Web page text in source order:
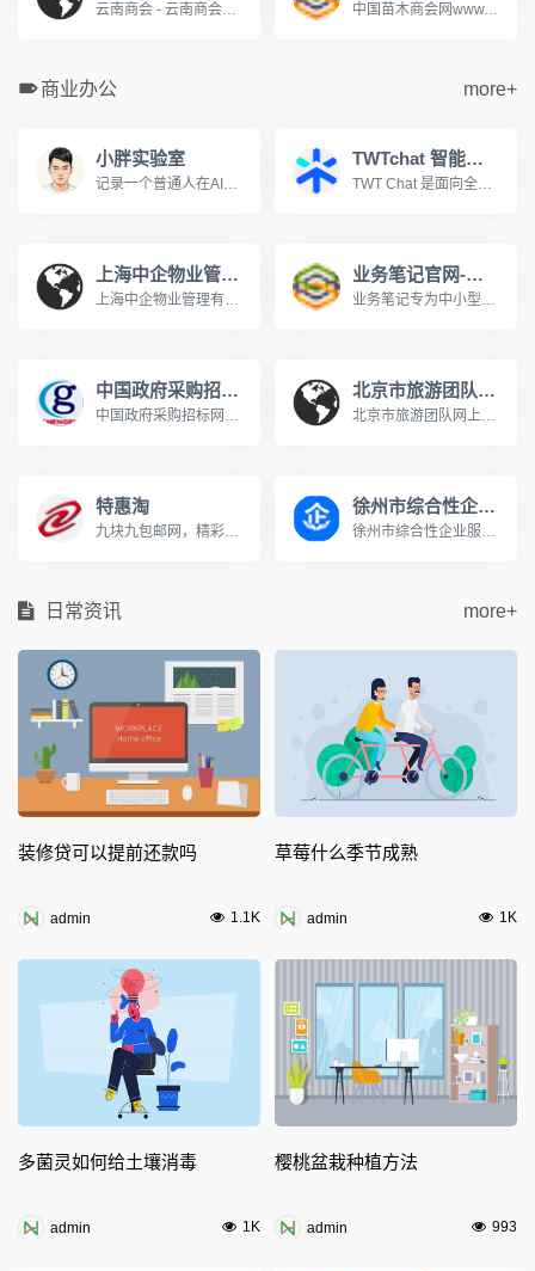
云南商会 - 云南商会网 - 云南商会联盟 - 昆明商会 - 昆明商会网 ...设为主页丨加入收藏丨关于我们丨联系我们欢迎来到云南商会网! 指导单位: 支持单位: 云南省招商合作局云南政协报社昆明市工商业联合会(总商会) 云南省浙江商会...www.ynshw168.com 中国苗木商会网www.sococ.com.cn
商业办公 more+
小胖实验室
记录一个普通人在AI时代的学习与成长，分享工具使用心得、方法探索与效率实验，在不断实践中寻找属于自己的生产力路径。
TWTchat 智能客服
TWT Chat 是面向全球化团队的全场景智能客服与协作平台，支持在线聊天、工单、远程协助、音视频通话与 AI 能力，打通客户服务与内部协作流程，提升团队沟通与服务效率，立即注册，免费体验！
上海中企物业管理有限公司
上海中企物业管理有限公司成立于1995年,是建设部评定的沪上首批一级资质物业管理企业。为您提供全方位物业服务:物业管理、租售代理、后勤服务外包、餐饮配套、职工...www.zqwy.com.cn
业务笔记官网-移动CRM销售管理领航者
业务笔记专为中小型团队量身打造移动CRM客户关系管理和销售管理软件,帮助企业高效管理外勤业务人员，真正实现移动办公。移动CRM互联时代的领航者!400-810-5567。www.hiyewu.com
中国政府采购招标网
中国政府采购招标网是在有关国家部门和权威专家的指导下，国内专门从事招标和采购的网络体系，网站发布国家发改委、财政部、商务部、建设部、交通部等部委,中国政府采购招标网是中国采购招标领域的最佳资讯和交易网站.www.chinabidding.org.cn
北京市旅游团队网上预约系统
北京市旅游团队网上预约系统http://zxyy.bjta.gov.cn/进行天安门广场/秦皇岛/北戴河/南戴河的团队预约在《北京市旅游团队电子行程单系统》中进行。 通过快速通道进入天安门广场/秦皇岛地区的旅游团队必须提前进行网上预约。技术支持电话010-65696938 在线服务QQ群：141161814或345346333。
特惠淘
九块九包邮网，精彩选购，天天特价，QQ空间用户最喜爱的购物分享网站www.hemei001.com
徐州市综合性企业服务平台
徐州市综合性企业服务云平台充分利用“互联网+政务服务”技术体系优势，以企业需求为向导，通过门户网站、APP、微信公众号及线下等渠道，市、县两级联动，线上与线下信息融合，涉企职能部门联动，整合社会各方服务资源，一个平台集成政策服务，一站式兜底解决企业诉求，一套机制全过程监督评估政策服务，实现企业投诉有门，政策申请有方，寻找专业服务有效，政策评估有支撑，形成从受理企业反映投诉到问题交办督办，再到办理结果通报反馈的“工作闭环”，确保“件件有着落、事事有回音”；持续提升企业政策获得感和满意度。
日常资讯 more+
装修贷可以提前还款吗
admin 1.1K
草莓什么季节成熟
admin 1K
多菌灵如何给土壤消毒
admin 1K
樱桃盆栽种植方法
admin 993